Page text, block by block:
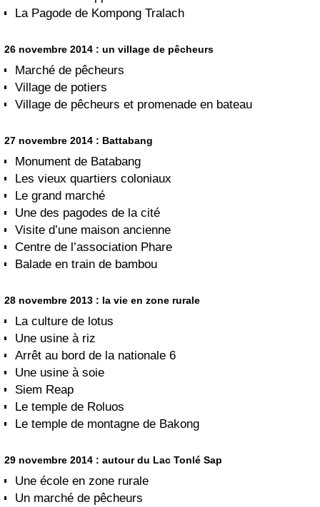
La Pagode de Kompong Tralach
26 novembre 2014 : un village de pêcheurs
Marché de pêcheurs
Village de potiers
Village de pêcheurs et promenade en bateau
27 novembre 2014 : Battabang
Monument de Batabang
Les vieux quartiers coloniaux
Le grand marché
Une des pagodes de la cité
Visite d’une maison ancienne
Centre de l’association Phare
Balade en train de bambou
28 novembre 2013 : la vie en zone rurale
La culture de lotus
Une usine à riz
Arrêt au bord de la nationale 6
Une usine à soie
Siem Reap
Le temple de Roluos
Le temple de montagne de Bakong
29 novembre 2014 : autour du Lac Tonlé Sap
Une école en zone rurale
Un marché de pêcheurs